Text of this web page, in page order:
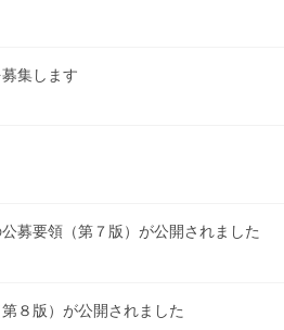
集します
募要領（第７版）が公開されました
８版）が公開されました